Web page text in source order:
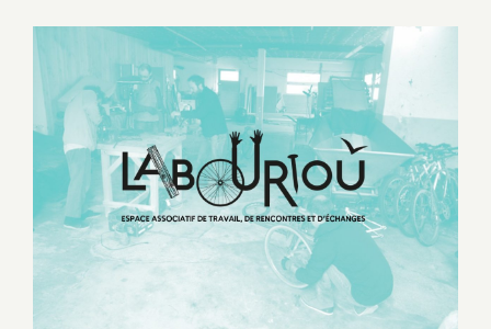
Le Labourioù, espace de partage des
savoirs